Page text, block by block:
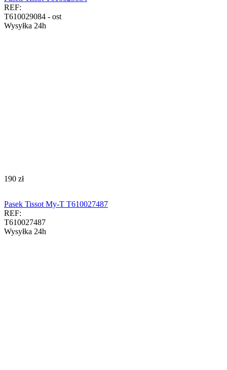
REF:
T610029084 - ost
Wysyłka 24h
‍190‍ zł
Pasek Tissot My-T T610027487
REF:
T610027487
Wysyłka 24h